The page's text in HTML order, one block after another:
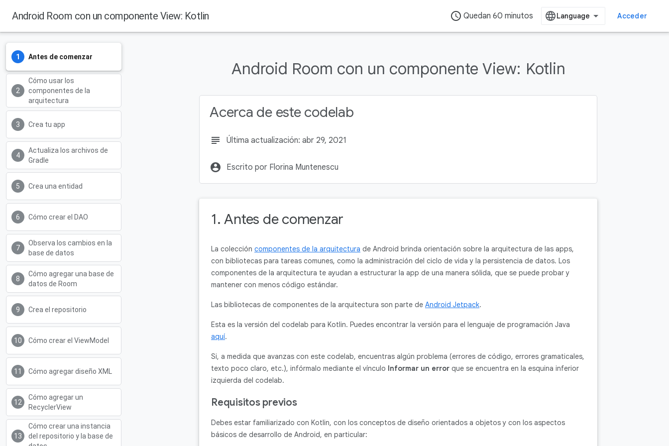
Android Room con un componente View: Kotlin access_time Quedan 60 minutos Acceder
Antes de comenzar
Cómo usar los
componentes de la
arquitectura
Crea tu app
Actualiza los archivos de
Gradle
Crea una entidad
Cómo crear el DAO
Observa los cambios en la
base de datos
Cómo agregar una base de
datos de Room
Crea el repositorio
Cómo crear el ViewModel
Cómo agregar diseño XML
Cómo agregar un
RecyclerView
Cómo crear una instancia
del repositorio y la base de
Android Room con un componente View: Kotlin
Acerca de este codelab
subject Última actualización: abr 29, 2021
account_circle Escrito por Florina Muntenescu
1. Antes de comenzar
La colección componentes de la arquitectura de Android brinda orientación sobre la arquitectura de las apps,
con bibliotecas para tareas comunes, como la administración del ciclo de vida y la persistencia de datos. Los
componentes de la arquitectura te ayudan a estructurar la app de una manera sólida, que se puede probar y
mantener con menos código estándar.
Las bibliotecas de componentes de la arquitectura son parte de Android Jetpack.
Esta es la versión del codelab para Kotlin. Puedes encontrar la versión para el lenguaje de programación Java
aquí.
Si, a medida que avanzas con este codelab, encuentras algún problema (errores de código, errores gramaticales,
texto poco claro, etc.), infórmalo mediante el vínculo Informar un error que se encuentra en la esquina inferior
izquierda del codelab.
Requisitos previos
Debes estar familiarizado con Kotlin, con los conceptos de diseño orientados a objetos y con los aspectos
básicos de desarrollo de Android, en particular: